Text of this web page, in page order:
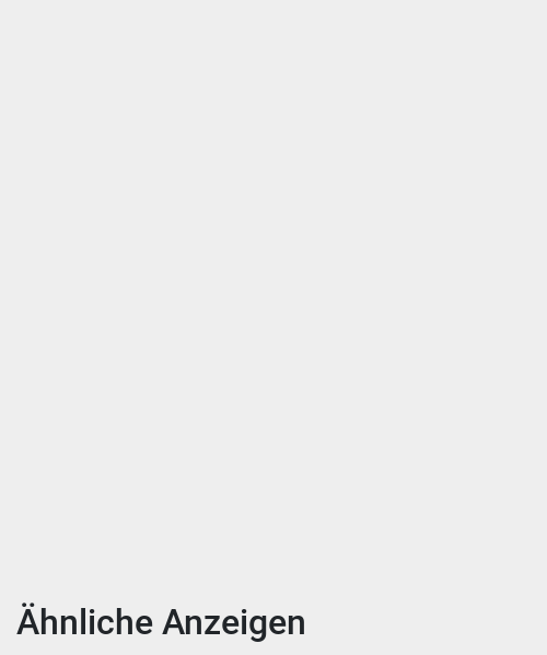
Ähnliche Anzeigen